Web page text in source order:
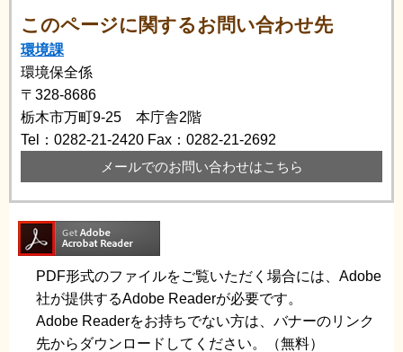
このページに関するお問い合わせ先
環境課
環境保全係
〒328-8686
栃木市万町9-25 本庁舎2階
Tel：0282-21-2420 Fax：0282-21-2692
メールでのお問い合わせはこちら
PDF形式のファイルをご覧いただく場合には、Adobe
社が提供するAdobe Readerが必要です。
Adobe Readerをお持ちでない方は、バナーのリンク
先からダウンロードしてください。（無料）